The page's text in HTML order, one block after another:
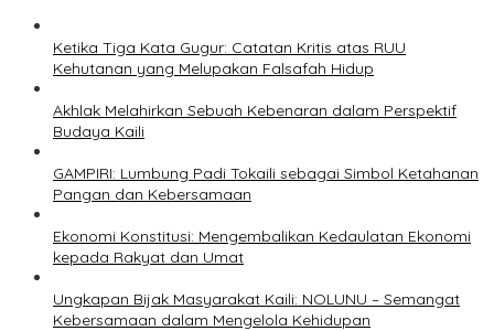
Ketika Tiga Kata Gugur: Catatan Kritis atas RUU
Kehutanan yang Melupakan Falsafah Hidup
Akhlak Melahirkan Sebuah Kebenaran dalam Perspektif
Budaya Kaili
GAMPIRI: Lumbung Padi Tokaili sebagai Simbol Ketahanan
Pangan dan Kebersamaan
Ekonomi Konstitusi: Mengembalikan Kedaulatan Ekonomi
kepada Rakyat dan Umat
Ungkapan Bijak Masyarakat Kaili: NOLUNU – Semangat
Kebersamaan dalam Mengelola Kehidupan